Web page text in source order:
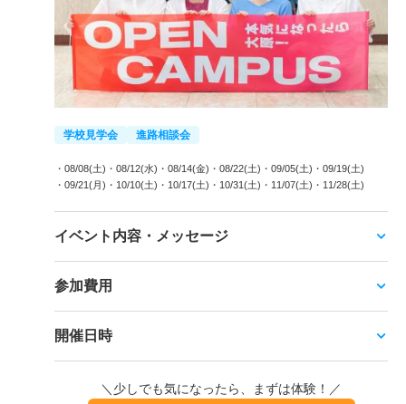
学校見学会 進路相談会
・08/08(土) ・08/12(水) ・08/14(金) ・08/22(土) ・09/05(土) ・09/19(土)
・09/21(月) ・10/10(土) ・10/17(土) ・10/31(土) ・11/07(土) ・11/28(土)
イベント内容・メッセージ
参加費用
開催日時
＼少しでも気になったら、まずは体験！／